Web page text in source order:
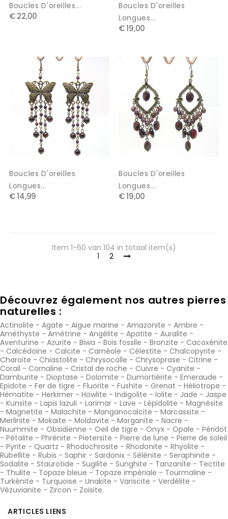
Boucles D'oreilles...
€ 22,00
Boucles D'oreilles
Longues...
€ 19,00
Boucles D'oreilles
Longues...
€ 14,99
Boucles D'oreilles
Longues...
€ 19,00
Item 1-60 van 104 in totaal item(s)
1
2
Découvrez également nos autres pierres
naturelles :
Actinolite - Agate - Aigue marine - Amazonite - Ambre -
Améthyste - Amétrine - Angélite - Apatite - Auralite -
Aventurine - Azurite - Biwa - Bois fossile - Bronzite - Cacoxénite
- Calcédoine - Calcite - Carnéole - Célestite - Chalcopyrite -
Charoïte - Chiastolite - Chrysocolle - Chrysoprase - Citrine -
Corail - Cornaline - Cristal de roche - Cuivre - Cyanite -
Damburite - Dioptase - Dolomite - Dumortiérite - Emeraude -
Epidote - Fer de tigre - Fluorite - Fushite - Grenat - Héliotrope -
Hématite - Herkimer - Howlite - Indigolite - Iolite - Jade - Jaspe
- Kunsite - Lapis lazuli - Larimar - Lave - Lépidolite - Magnésite
- Magnetite - Malachite - Manganocalcite - Marcassite -
Merlinite - Mokaïte - Moldavite - Morganite - Nacre -
Nuummite - Obsidienne - Oeil de tigre - Onyx - Opale - Péridot
- Pétalite - Phrénite - Pietersite - Pierre de lune - Pierre de soleil
- Pyrite - Quartz - Rhodochrosite - Rhodonite - Rhyolite -
Rubellite - Rubis - Saphir - Sardonix - Sélénite - Seraphinite -
Sodalite - Staurotide - Sugilite - Sunghite - Tanzanite - Tectite
- Thulite - Topaze bleue - Topaze impériale - Tourmaline -
Turkénite - Turquoise - Unakite - Variscite - Verdélite -
Vézuvianite - Zircon - Zoisite.
ARTICLES LIENS